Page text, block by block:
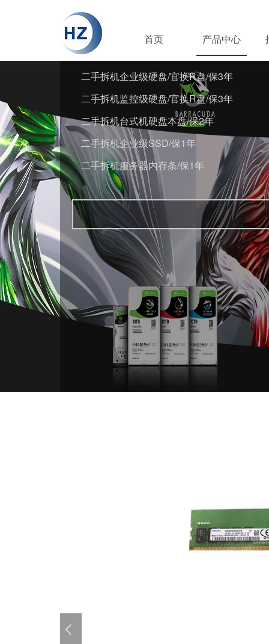
首页 产品中心
二手拆机企业级硬盘/官换R盘/保3年
二手拆机监控级硬盘/官换R盘/保3年
二手拆机台式机硬盘本盘/保2年
二手拆机企业级SSD/保1年
二手拆机服务器内存条/保1年